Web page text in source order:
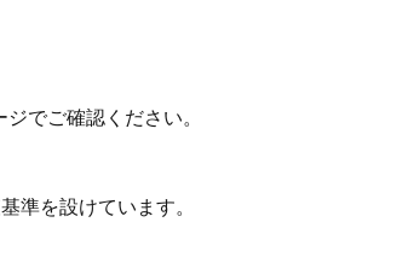
でご確認ください。
準を設けています。